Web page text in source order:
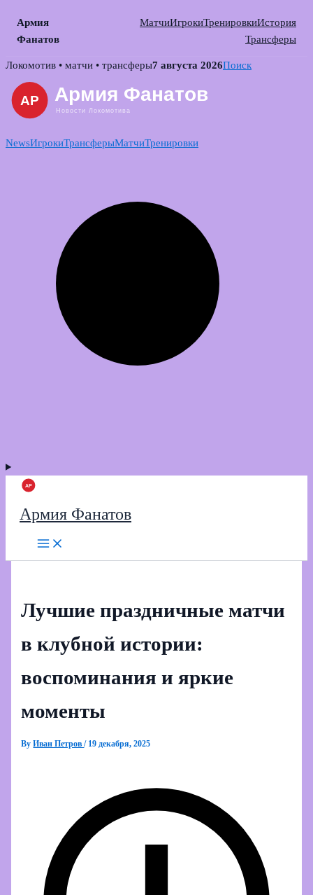
Армия
Фанатов
МатчиИгрокиТренировкиИстория
Трансферы
Skip
content
Локомотив • матчи • трансферы7 августа 2026Поиск
NewsИгрокиТрансферыМатчиТренировки
Армия Фанатов
Лучшие праздничные матчи
в клубной истории:
воспоминания и яркие
моменты
ByИван Петров/ 19 декабря, 2025